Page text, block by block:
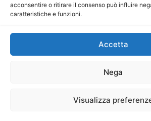
acconsentire o ritirare il consenso può influire
caratteristiche e funzioni.
Accetta
Nega
Visualizza
Direttore Responsabile: Maria
P.IVA: 06334930820
Mercurio Comunicazione Società
iscritta al Registro degli Operatori di
Sito gestito daLa Digitale srl–